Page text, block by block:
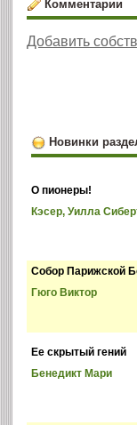
Комментарии
Добавить
Новинки
О пионеры!
Кэсер, Уилла
Собор Парижской
Гюго Виктор
Ее скрытый гений
Бенедикт Мари